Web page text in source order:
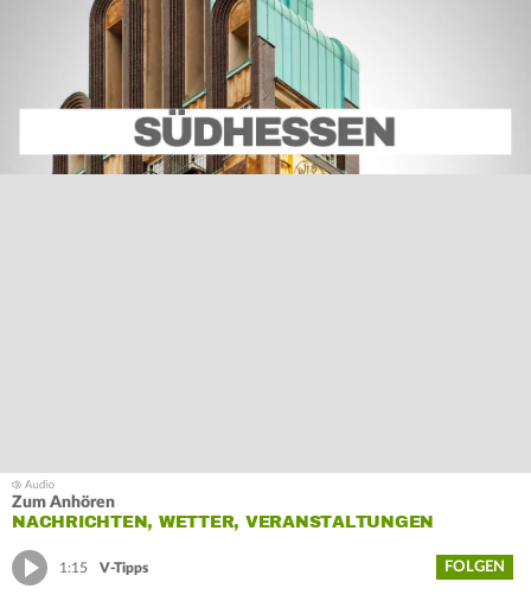
Zum Anhören
NACHRICHTEN, WETTER, VERANSTALTUNGEN
1:15 V-Tipps FOLGEN